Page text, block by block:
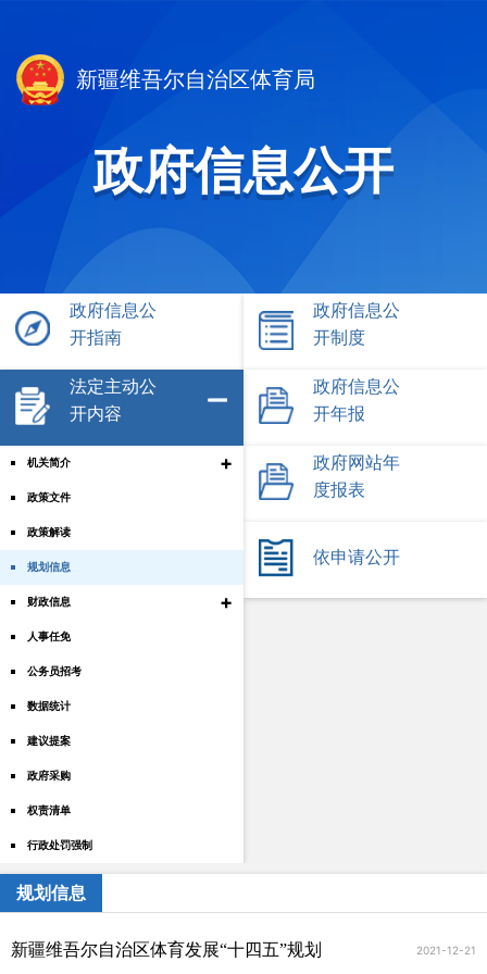
新疆维吾尔自治区体育局
政府信息公开
政府信息公
开指南
政府信息公
开制度
法定主动公
开内容
机关简介 +
政策文件
政策解读
规划信息
财政信息 +
人事任免
公务员招考
数据统计
建议提案
政府采购
权责清单
行政处罚强制
政府信息公
开年报
政府网站年
度报表
依申请公开
规划信息
新疆维吾尔自治区体育发展“十四五”规划 2021-12-21